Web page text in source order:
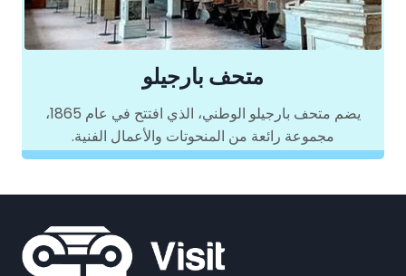
متحف بارجيلو
يضم متحف بارجيلو الوطني، الذي افتتح في عام 1865،
مجموعة رائعة من المنحوتات والأعمال الفنية.